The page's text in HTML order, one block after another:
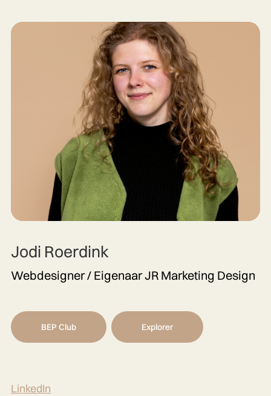
Jodi Roerdink
Webdesigner / Eigenaar JR Marketing Design
BEP Club Explorer
LinkedIn